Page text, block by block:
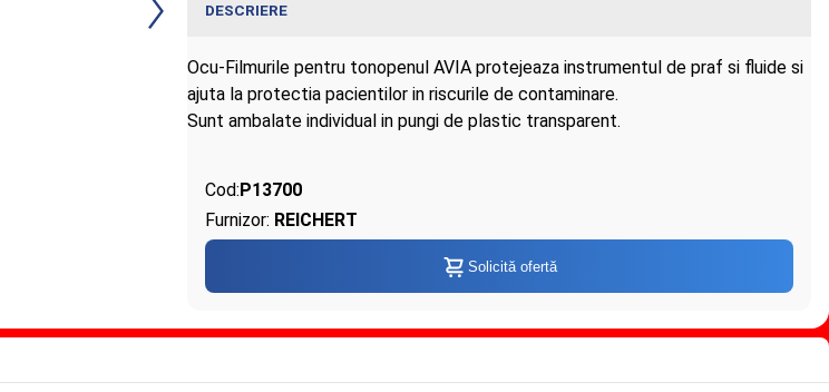
DESCRIERE
Ocu-Filmurile pentru tonopenul AVIA protejeaza instrumentul de praf si fluide si
ajuta la protectia pacientilor in riscurile de contaminare.
Sunt ambalate individual in pungi de plastic transparent.
Cod: P13700
Furnizor: REICHERT
Solicită ofertă
REICHERT, cutie 150buc